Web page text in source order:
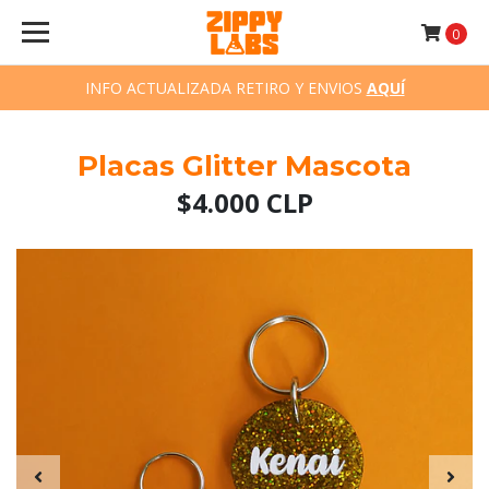
INFO ACTUALIZADA RETIRO Y ENVIOS AQUÍ
0
Placas Glitter Mascota
$4.000 CLP